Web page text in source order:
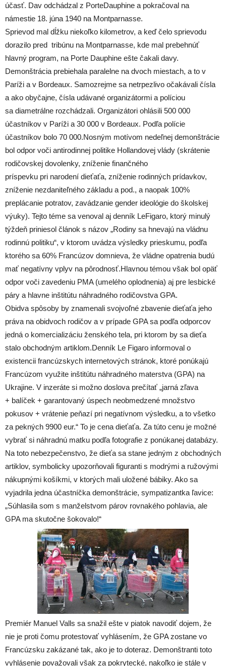
účasť. Dav odchádzal z PorteDauphine a pokračoval na
námestie 18. júna 1940 na Montparnasse.
Sprievod mal dĺžku niekoľko kilometrov, a keď čelo sprievodu
dorazilo pred tribúnu na Montparnasse, kde mal prebehnúť
hlavný program, na Porte Dauphine ešte čakali davy.
Demonštrácia prebiehala paralelne na dvoch miestach, a to v
Paríži a v Bordeaux. Samozrejme sa netrpezlivo očakávali čísla
a ako obyčajne, čísla udávané organizátormi a políciou
sa diametrálne rozchádzali. Organizátori ohlásili 500 000
účastníkov v Paríži a 30 000 v Bordeaux. Podľa polície
účastníkov bolo 70 000.Nosným motívom nedeľnej demonštrácie
bol odpor voči antirodinnej politike Hollandovej vlády (skrátenie
rodičovskej dovolenky, zníženie finančného
príspevku pri narodení dieťaťa, zníženie rodinných prídavkov,
zníženie nezdaniteľného základu a pod., a naopak 100%
preplácanie potratov, zavádzanie gender ideológie do školskej
výuky). Tejto téme sa venoval aj denník LeFigaro, ktorý minulý
týždeň priniesol článok s názov „Rodiny sa hnevajú na vládnu
rodinnú politiku“, v ktorom uvádza výsledky prieskumu, podľa
ktorého sa 60% Francúzov domnieva, že vládne opatrenia budú
mať negatívny vplyv na pôrodnosť.Hlavnou témou však bol opäť
odpor voči zavedeniu PMA (umelého oplodnenia) aj pre lesbické
páry a hlavne inštitútu náhradného rodičovstva GPA.
Obidva spôsoby by znamenali svojvoľné zbavenie dieťaťa jeho
práva na obidvoch rodičov a v prípade GPA sa podľa odporcov
jedná o komercializáciu ženského tela, pri ktorom by sa dieťa
stalo obchodným artiklom.Denník Le Figaro informoval o
existencii francúzskych internetových stránok, ktoré ponúkajú
Francúzom využite inštitútu náhradného materstva (GPA) na
Ukrajine. V inzeráte si možno doslova prečítať „jarná zľava
+ balíček + garantovaný úspech neobmedzené množstvo
pokusov + vrátenie peňazí pri negatívnom výsledku, a to všetko
za pekných 9900 eur.“ To je cena dieťaťa. Za túto cenu je možné
vybrať si náhradnú matku podľa fotografie z ponúkanej databázy.
Na toto nebezpečenstvo, že dieťa sa stane jedným z obchodných
artiklov, symbolicky upozorňovali figuranti s modrými a ružovými
nákupnými košíkmi, v ktorých mali uložené bábiky. Ako sa
vyjadrila jedna účastníčka demonštrácie, sympatizantka ľavice:
„Súhlasila som s manželstvom párov rovnakého pohlavia, ale
GPA ma skutočne šokovalo!“
Premiér Manuel Valls sa snažil ešte v piatok navodiť dojem, že
nie je proti čomu protestovať vyhlásením, že GPA zostane vo
Francúzsku zakázané tak, ako je to doteraz. Demonštranti toto
vyhlásenie považovali však za pokrytecké, nakoľko je stále v